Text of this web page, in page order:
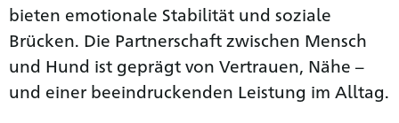
bieten emotionale Stabilität und soziale
Brücken. Die Partnerschaft zwischen Mensch
und Hund ist geprägt von Vertrauen, Nähe –
und einer beeindruckenden Leistung im Alltag.